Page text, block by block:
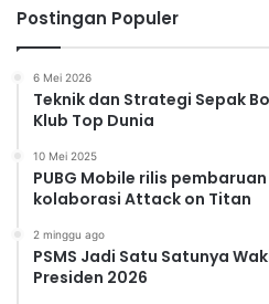
Postingan Populer
6 Mei 2026
Teknik dan Strategi Sepak
Klub Top Dunia
10 Mei 2025
PUBG Mobile rilis
kolaborasi Attack on Titan
2 minggu ago
PSMS Jadi Satu Satunya
Presiden 2026